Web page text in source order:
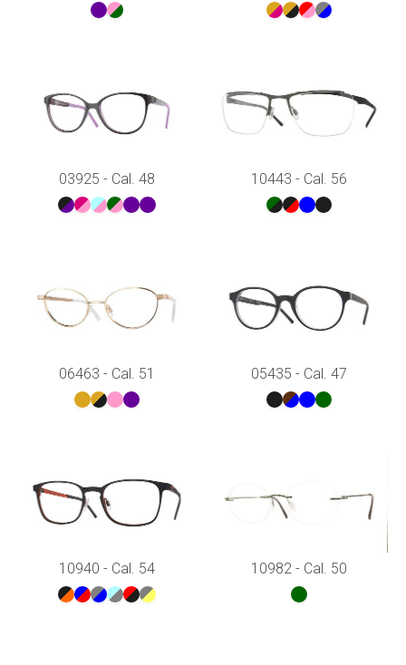
03925 - Cal. 48 10443 - Cal. 56
06463 - Cal. 51 05435 - Cal. 47
10940 - Cal. 54 10982 - Cal. 50